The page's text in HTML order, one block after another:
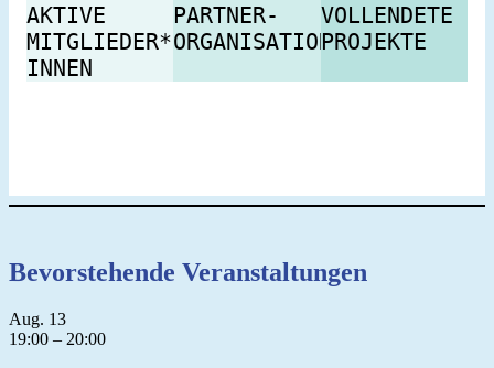
AKTIVE
MITGLIEDER*
INNEN
PARTNER-
ORGANISATION
VOLLENDETE
PROJEKTE
Bevorstehende Veranstaltungen
Aug. 13
19:00 – 20:00